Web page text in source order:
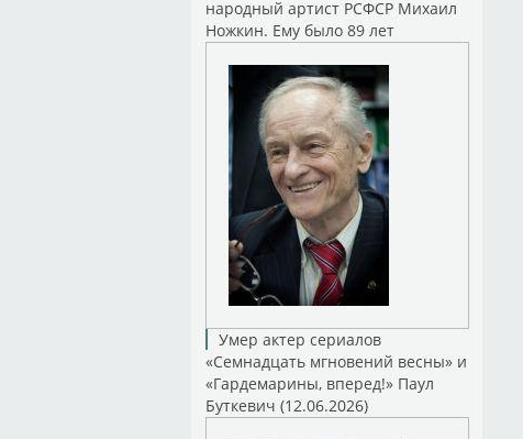
народный артист РСФСР Михаил
Ножкин. Ему было 89 лет
Умер актер сериалов
«Семнадцать мгновений весны» и
«Гардемарины, вперед!» Паул
Буткевич (12.06.2026)